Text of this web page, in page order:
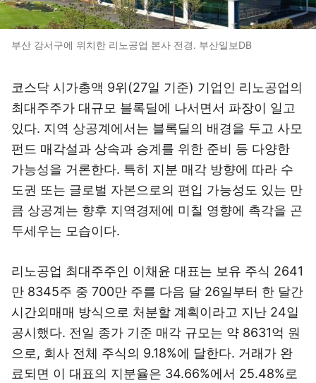
부산 강서구에 위치한 리노공업 본사 전경. 부산일보DB
코스닥 시가총액 9위(27일 기준) 기업인 리노공업의
최대주주가 대규모 블록딜에 나서면서 파장이 일고
있다. 지역 상공계에서는 블록딜의 배경을 두고 사모
펀드 매각설과 상속과 승계를 위한 준비 등 다양한
가능성을 거론한다. 특히 지분 매각 방향에 따라 수
도권 또는 글로벌 자본으로의 편입 가능성도 있는 만
큼 상공계는 향후 지역경제에 미칠 영향에 촉각을 곤
두세우는 모습이다.
리노공업 최대주주인 이채윤 대표는 보유 주식 2641
만 8345주 중 700만 주를 다음 달 26일부터 한 달간
시간외매매 방식으로 처분할 계획이라고 지난 24일
공시했다. 전일 종가 기준 매각 규모는 약 8631억 원
으로, 회사 전체 주식의 9.18%에 달한다. 거래가 완
료되면 이 대표의 지분율은 34.66%에서 25.48%로